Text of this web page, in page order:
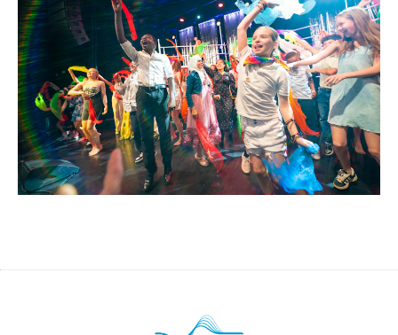
Takk for kulturopplevelsene!
Hver sommer samarbeider NTE med festivaler,
teaterforestillinger og andre kulturarrangementer i
Trøndelag. Dette gjør vi med stor glede, og vi ser på
det som en viktig del av vårt samfunnsansvar.
Les mer